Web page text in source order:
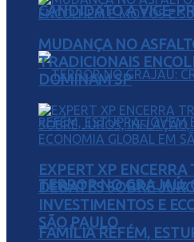
CANDIDATO A VICE-
TERROR NO GRAJAÚ:
FAMÍLIA REFÉM,
MUDANÇA NO
TRADICIONAIS
DOMINAM SP
EXPERT XP ENCERRA
DEBATES SOBRE
INVESTIMENTOS E
SÃO PAULO